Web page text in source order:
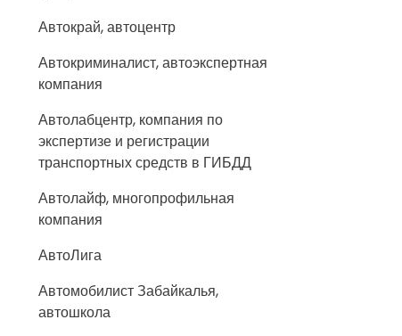
Автокрай, автоцентр
Автокриминалист, автоэкспертная
компания
Автолабцентр, компания по
экспертизе и регистрации
транспортных средств в ГИБДД
Автолайф, многопрофильная
компания
АвтоЛига
Автомобилист Забайкалья,
автошкола